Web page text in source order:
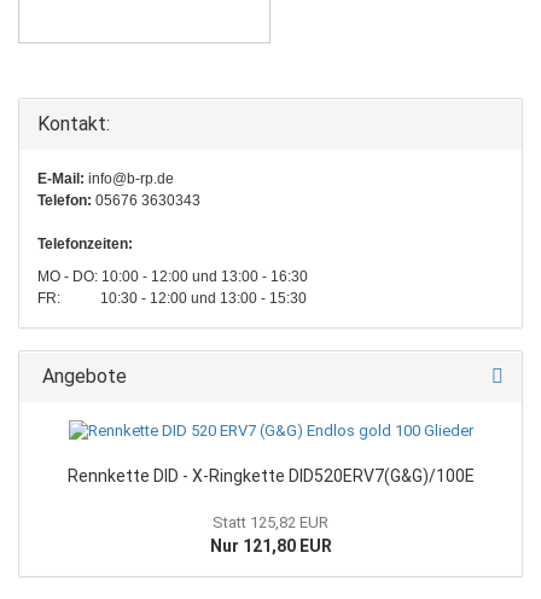
Kontakt:
E-Mail: info@b-rp.de
Telefon: 05676 3630343
Telefonzeiten:
MO - DO: 10:00 - 12:00 und 13:00 - 16:30
FR: 10:30 - 12:00 und 13:00 - 15:30
Angebote
Rennkette DID - X-Ringkette DID520ERV7(G&G)/100E
Statt 125,82 EUR
Nur 121,80 EUR